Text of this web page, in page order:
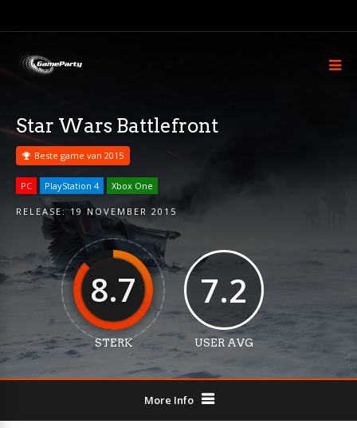
Star Wars Battlefront
Beste game van 2015
PC PlayStation 4 Xbox One
RELEASE:19 NOVEMBER 2015
8.7
STERK
7.2
USER AVG
More Info